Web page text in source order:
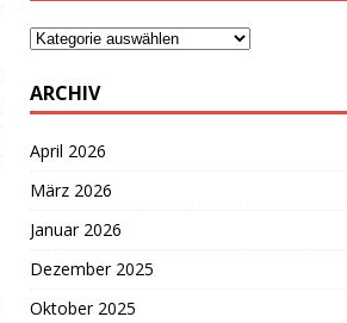
ARCHIV
April 2026
März 2026
Januar 2026
Dezember 2025
Oktober 2025